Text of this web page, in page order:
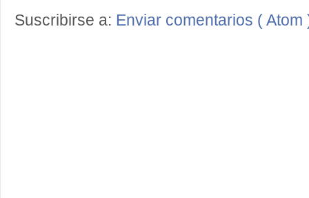
Suscribirse a: Enviar comentarios ( Atom